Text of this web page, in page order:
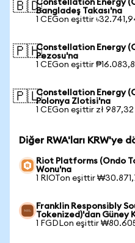
🇧🇩Constellation Energy
Bangladeş Takası'na
1 CEGon eşittir
🇵🇭Constellation Energy
Pezosu'na
1 CEGon eşittir ₱16.083,81
🇵🇱Constellation Energy
Polonya Zlotisi'na
1 CEGon eşittir zł 987,32
Diğer RWA'ları KRW'ye
Riot Platforms (Ondo
Wonu'na
1 RIOTon eşittir
Franklin Responsibly
Tokenized)'dan Güney
1 FGDLon eşittir